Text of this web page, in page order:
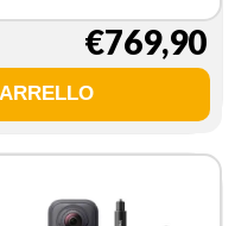
€769,90